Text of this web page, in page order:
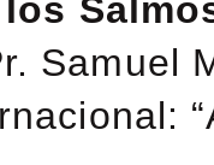
Samuel